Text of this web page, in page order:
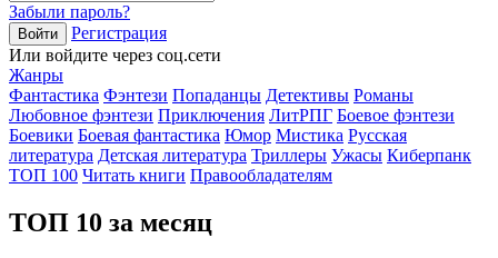
Забыли пароль?
Войти
Регистрация
Или войдите через соц.сети
Жанры
Фантастика Фэнтези Попаданцы Детективы Романы
Любовное фэнтези Приключения ЛитРПГ Боевое фэнтези
Боевики Боевая фантастика Юмор Мистика Русская
литература Детская литература Триллеры Ужасы Киберпанк
ТОП 100 Читать книги Правообладателям
ТОП 10 за месяц